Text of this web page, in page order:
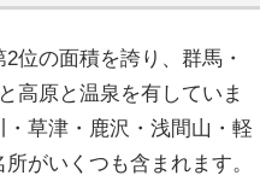
位の面積を誇り、群馬・
高原と温泉を有していま
草津・鹿沢・浅間山・軽
がいくつも含まれます。